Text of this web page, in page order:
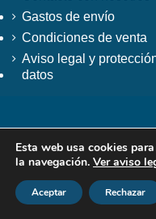
Gastos de envío
Condiciones de venta
Aviso legal y
datos
Esta web usa cookies
la navegación. Ver aviso
Aceptar Rechazar